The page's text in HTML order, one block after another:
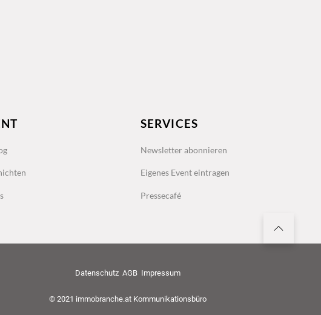
SERVICES
Newsletter abonnieren
Eigenes Event eintragen
Pressecafé
Datenschutz AGB Impressum
© 2021 immobranche.at Kommunikationsbüro